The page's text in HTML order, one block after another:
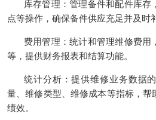
库存管理：管理备件和配件库存
点等操作，确保备件供应充足并及时
费用管理：统计和管理维修费用
等，提供财务报表和结算功能。
统计分析：提供维修业务数据
量、维修类型、维修成本等指标，
绩效。